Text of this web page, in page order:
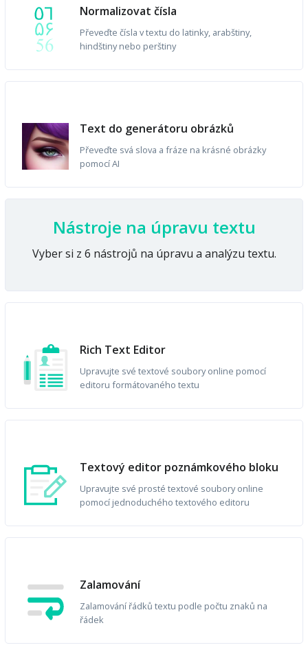
Normalizovat čísla
Převeďte čísla v textu do latinky, arabštiny,
hindštiny nebo perštiny
Text do generátoru obrázků
Převeďte svá slova a fráze na krásné obrázky
pomocí AI
Nástroje na úpravu textu
Vyber si z 6 nástrojů na úpravu a analýzu textu.
Rich Text Editor
Upravujte své textové soubory online pomocí
editoru formátovaného textu
Textový editor poznámkového bloku
Upravujte své prosté textové soubory online
pomocí jednoduchého textového editoru
Zalamování
Zalamování řádků textu podle počtu znaků na
řádek